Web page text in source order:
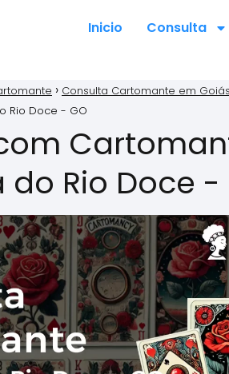
Inicio Consulta
Consulta Cartomante em Goiás
Rio Doce - GO
Rio Doce -